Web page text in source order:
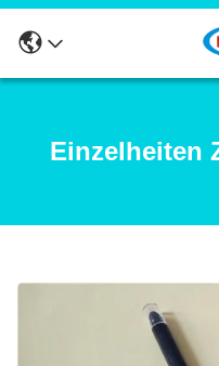
Einzelheiten